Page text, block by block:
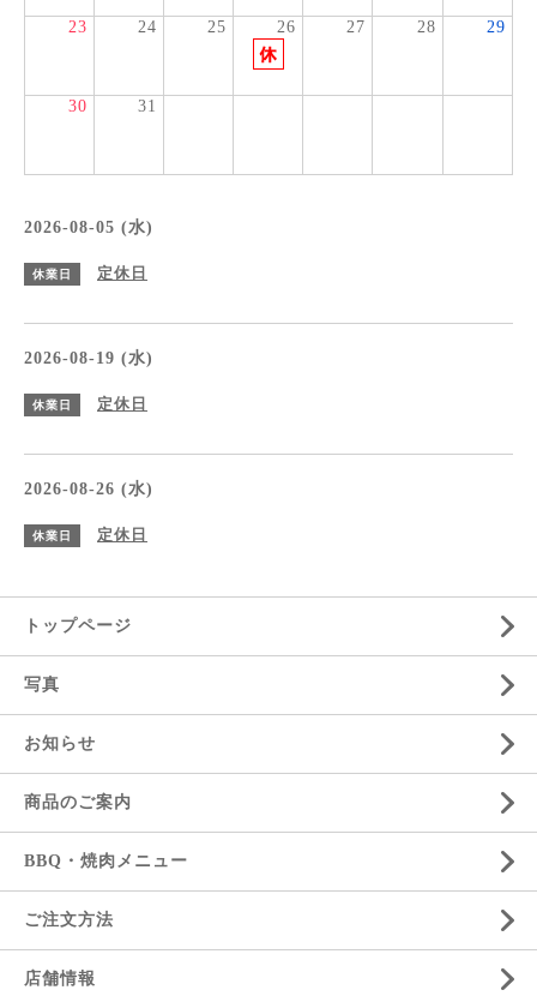
23 24 25 26 27 28 29
30 31
2026-08-05 (水)
休業日 定休日
2026-08-19 (水)
休業日 定休日
2026-08-26 (水)
休業日 定休日
トップページ
写真
お知らせ
商品のご案内
BBQ・焼肉メニュー
ご注文方法
店舗情報